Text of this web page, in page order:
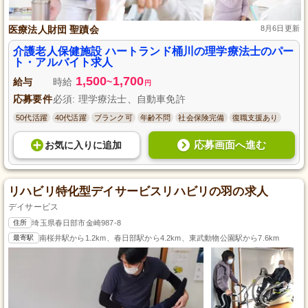
医療法人財団 聖蹟会 8月6日更新
介護老人保健施設 ハートランド桶川の理学療法士のパー
ト・アルバイト求人
給与 時給 1,500~1,700 円
応募要件必須: 理学療法士、自動車免許
50代活躍 40代活躍 ブランク可 年齢不問 社会保険完備 復職支援あり
お気に入り に追加 応募画面へ進む
リハビリ特化型デイサービスリハビリの羽の求人
デイサービス
住所 埼玉県春日部市金崎987-8
最寄駅 南桜井駅から1.2km、春日部駅から4.2km、東武動物公園駅から7.6km